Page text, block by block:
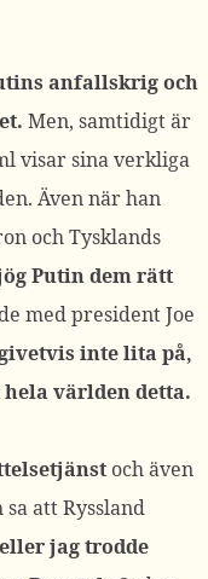
anfallskrig och
Men, samtidigt är
visar sina verkliga
Även när han
och Tysklands
Putin dem rätt
med president Joe
inte lita på,
hela världen detta.
och även
att Ryssland
jag trodde